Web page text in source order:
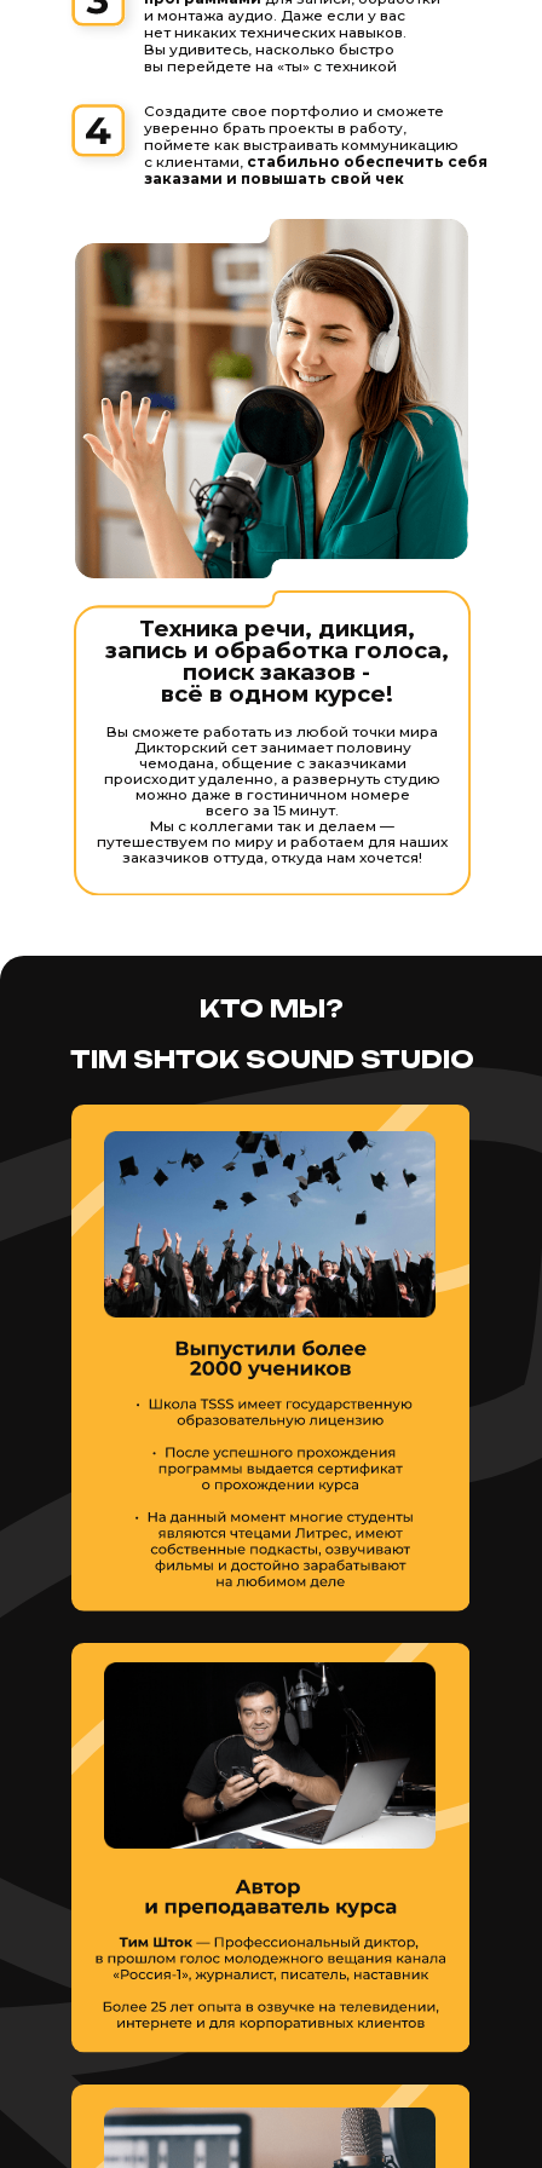
Вы сможете работать из любой точки мира
Дикторский сет занимает половину
чемодана, общение с заказчиками
происходит удаленно, а развернуть студию
Мы с коллегами так и делаем —
путешествуем по миру и работаем для наших
заказчиков оттуда, откуда нам хочется!
КТО МЫ?
TIM SHTOK SOUND STUDIO